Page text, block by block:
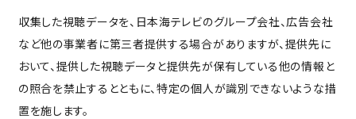
収集した視聴データを、日本海テレビのグループ会社、広告会社
など他の事業者に第三者提供する場合がありますが、提供先に
おいて、提供した視聴データと提供先が保有している他の情報と
の照合を禁止するとともに、特定の個人が識別できないような措
置を施します。